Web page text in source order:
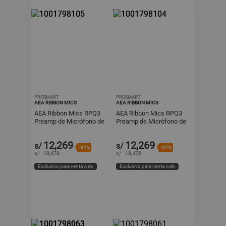
PROSMART
AEA RIBBON MICS
AEA Ribbon Mics RPQ3
Preamp de Micrófono de
s/ 12,269 -37%
s/ 19,479
Exclusivo para venta web
PROSMART
AEA RIBBON MICS
AEA Ribbon Mics RPQ3
Preamp de Micrófono de
s/ 12,269 -37%
s/ 19,479
Exclusivo para venta web